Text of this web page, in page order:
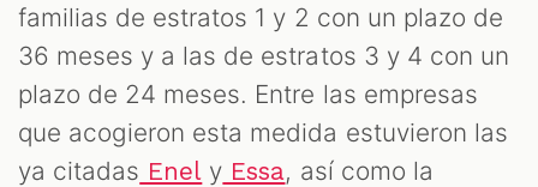
familias de estratos 1 y 2 con un plazo de
36 meses y a las de estratos 3 y 4 con un
plazo de 24 meses. Entre las empresas
que acogieron esta medida estuvieron las
ya citadas Enel y Essa, así como la